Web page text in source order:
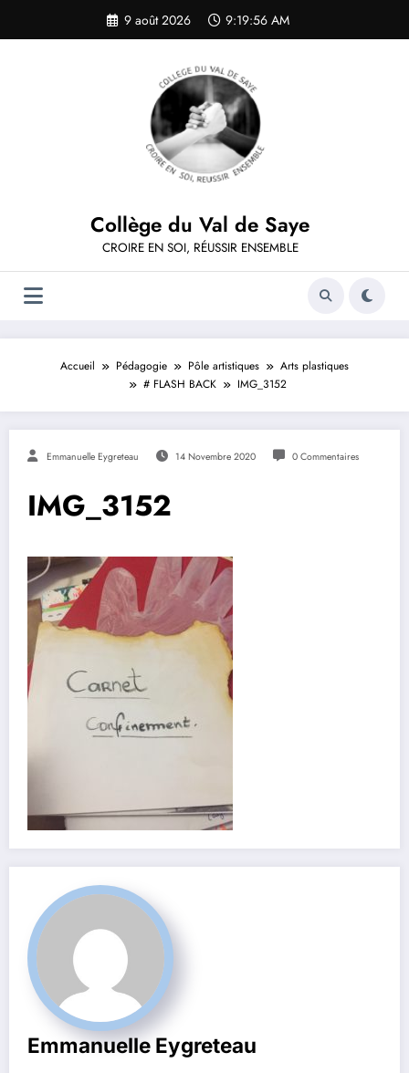
contenu
9 août 2026 9:19:56 AM
Collège du Val de Saye
CROIRE EN SOI, RÉUSSIR ENSEMBLE
Accueil Pédagogie Pôle artistiques
Arts plastiques
# FLASH BACK
IMG_3152
Emmanuelle Eygreteau 14 Novembre 2020 0 Commentaires
IMG_3152
Emmanuelle Eygreteau